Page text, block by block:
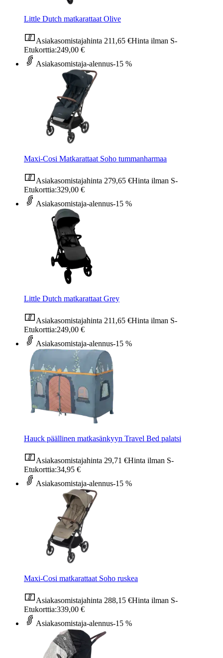
Little Dutch matkarattaat Olive
Asiakasomistajahinta 211,65 €Hinta ilman S-
Etukorttia:249,00 €
Asiakasomistaja-alennus-15 %
Maxi-Cosi Matkarattaat Soho tummanharmaa
Asiakasomistajahinta 279,65 €Hinta ilman S-
Etukorttia:329,00 €
Asiakasomistaja-alennus-15 %
Little Dutch matkarattaat Grey
Asiakasomistajahinta 211,65 €Hinta ilman S-
Etukorttia:249,00 €
Asiakasomistaja-alennus-15 %
Hauck päällinen matkasänkyyn Travel Bed palatsi
Asiakasomistajahinta 29,71 €Hinta ilman S-
Etukorttia:34,95 €
Asiakasomistaja-alennus-15 %
Maxi-Cosi matkarattaat Soho ruskea
Asiakasomistajahinta 288,15 €Hinta ilman S-
Etukorttia:339,00 €
Asiakasomistaja-alennus-15 %